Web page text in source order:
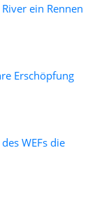
ein Rennen
Erschöpfung
WEFs die